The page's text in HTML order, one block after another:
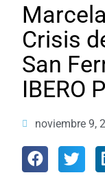
Crisis
San
IBERO
noviembre 9,